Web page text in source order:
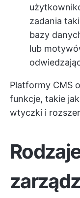
zadania
bazy
lub
Platformy CMS
funkcje, takie jak
wtyczki i